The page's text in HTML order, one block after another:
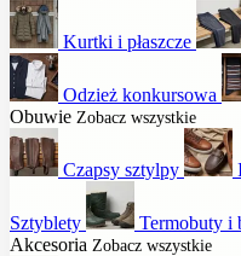
Kurtki i płaszcze
Odzież konkursowa
Obuwie Zobacz wszystkie
Czapsy sztylpy
Sztyblety
Termobuty i
Akcesoria Zobacz wszystkie